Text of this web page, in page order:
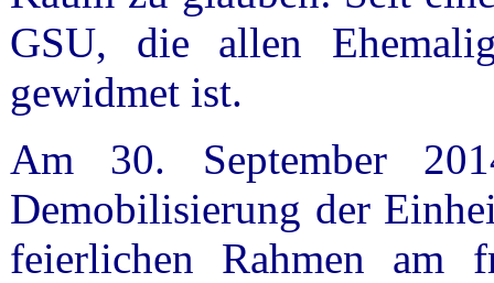
GSU, die allen
gewidmet ist.
Am 30. September
Demobilisierung der
feierlichen Rahmen am